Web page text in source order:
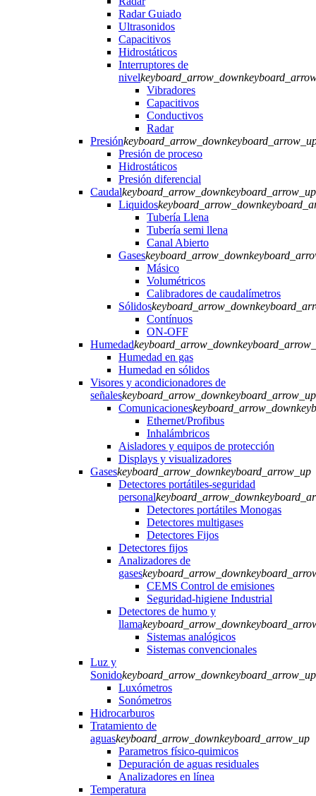
Radar Guiado
Ultrasonidos
Capacitivos
Hidrostáticos
Interruptores de
nivelkeyboard_arrow_down
Vibradores
Capacitivos
Conductivos
Radar
Presiónkeyboard_arrow_down
Presión de proceso
Hidrostáticos
Presión diferencial
Caudalkeyboard_arrow_downkeyboard_arrow_up
Liquidoskeyboard_arrow_down
Tubería Llena
Tubería semi llena
Canal Abierto
Gaseskeyboard_arrow_down
Másico
Volumétricos
Calibradores de caudalímetros
Sólidoskeyboard_arrow_down
Contínuos
ON-OFF
Humedadkeyboard_arrow_down
Humedad en gas
Humedad en sólidos
Visores y acondicionadores de
señaleskeyboard_arrow_downkeyboard_arrow_up
Comunicacioneskeyboard_arrow_down
Ethernet/Profibus
Inhalámbricos
Aisladores y equipos de protección
Displays y visualizadores
Gaseskeyboard_arrow_downkeyboard_arrow_up
Detectores portátiles-seguridad
personalkeyboard_arrow_down
Detectores portátiles Monogas
Detectores multigases
Detectores Fijos
Detectores fijos
Analizadores de
gaseskeyboard_arrow_down
CEMS Control de emisiones
Seguridad-higiene Industrial
Detectores de humo y
llamakeyboard_arrow_down
Sistemas analógicos
Sistemas convencionales
Luz y
Sonidokeyboard_arrow_downkeyboard_arrow_up
Luxómetros
Sonómetros
Hidrocarburos
Tratamiento de
aguaskeyboard_arrow_downkeyboard_arrow_up
Parametros físico-quimicos
Depuración de aguas residuales
Analizadores en línea
Temperatura